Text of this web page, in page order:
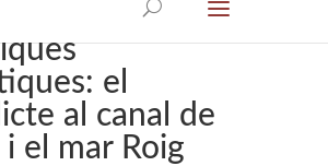
el
al canal de
i el mar Roig